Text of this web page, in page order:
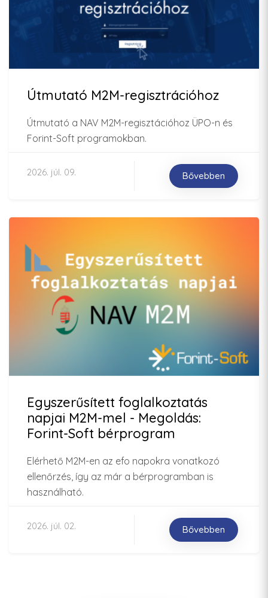
Útmutató M2M-regisztrációhoz
Útmutató a NAV M2M-regisztációhoz ÜPO-n és
Forint-Soft programokban.
2026. júl. 09. Bővebben
Egyszerűsített foglalkoztatás
napjai M2M-mel - Megoldás:
Forint-Soft bérprogram
Elérhető M2M-en az efo napokra vonatkozó
ellenőrzés, így az már a bérprogramban is
használható.
2026. júl. 02. Bővebben